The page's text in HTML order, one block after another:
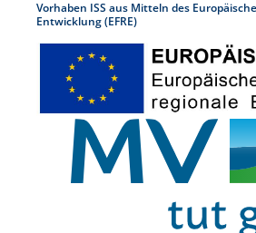
Vorhaben ISS aus Mitteln des
Entwicklung (EFRE)